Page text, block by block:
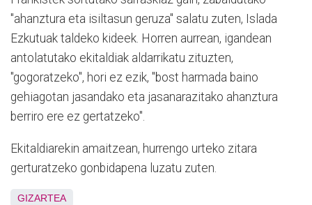
"ahanztura eta isiltasun geruza" salatu zuten, Islada
Ezkutuak taldeko kideek. Horren aurrean, igandean
antolatutako ekitaldiak aldarrikatu zituzten,
"gogoratzeko", hori ez ezik, "bost harmada baino
gehiagotan jasandako eta jasanarazitako ahanztura
berriro ere ez gertatzeko".
Ekitaldiarekin amaitzean, hurrengo urteko zitara
gerturatzeko gonbidapena luzatu zuten.
GIZARTEA